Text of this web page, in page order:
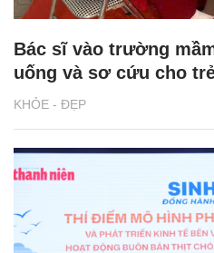
KHỎE - ĐẸP
Bác sĩ vào trường
uống và sơ cứu cho